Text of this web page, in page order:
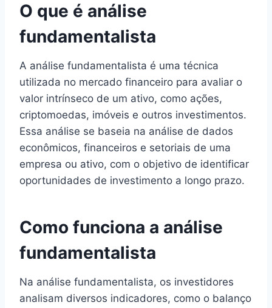
O que é análise
fundamentalista
A análise fundamentalista é uma técnica
utilizada no mercado financeiro para avaliar o
valor intrínseco de um ativo, como ações,
criptomoedas, imóveis e outros investimentos.
Essa análise se baseia na análise de dados
econômicos, financeiros e setoriais de uma
empresa ou ativo, com o objetivo de identificar
oportunidades de investimento a longo prazo.
Como funciona a análise
fundamentalista
Na análise fundamentalista, os investidores
analisam diversos indicadores, como o balanço